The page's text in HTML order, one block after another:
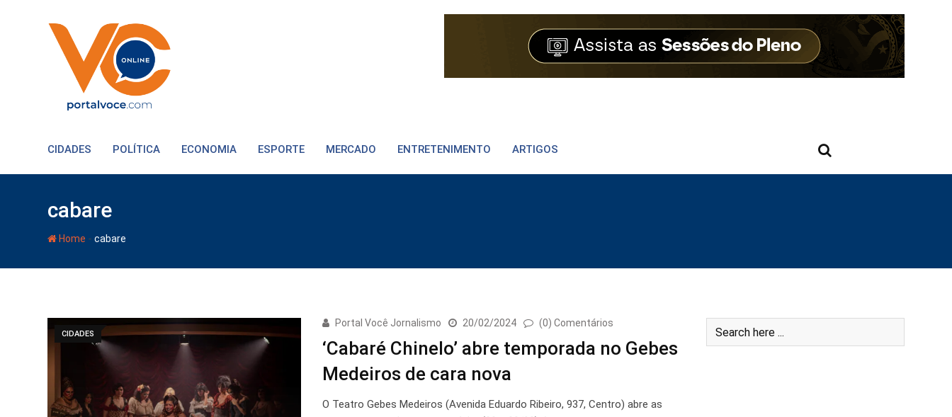
CIDADES POLÍTICA ECONOMIA ESPORTE MERCADO ENTRETENIMENTO ARTIGOS
cabare
Home - cabare
CIDADES
Portal Você Jornalismo 20/02/2024 (0) Comentários
‘Cabaré Chinelo’ abre temporada no Gebes
Medeiros de cara nova
O Teatro Gebes Medeiros (Avenida Eduardo Ribeiro, 937, Centro) abre as